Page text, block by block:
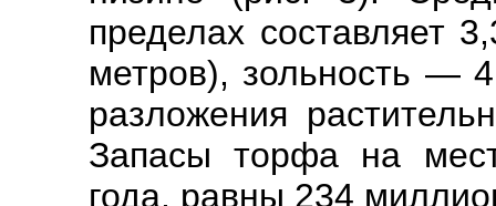
пределах составляет
метров), зольность —
разложения
Запасы торфа на
года, равны 234